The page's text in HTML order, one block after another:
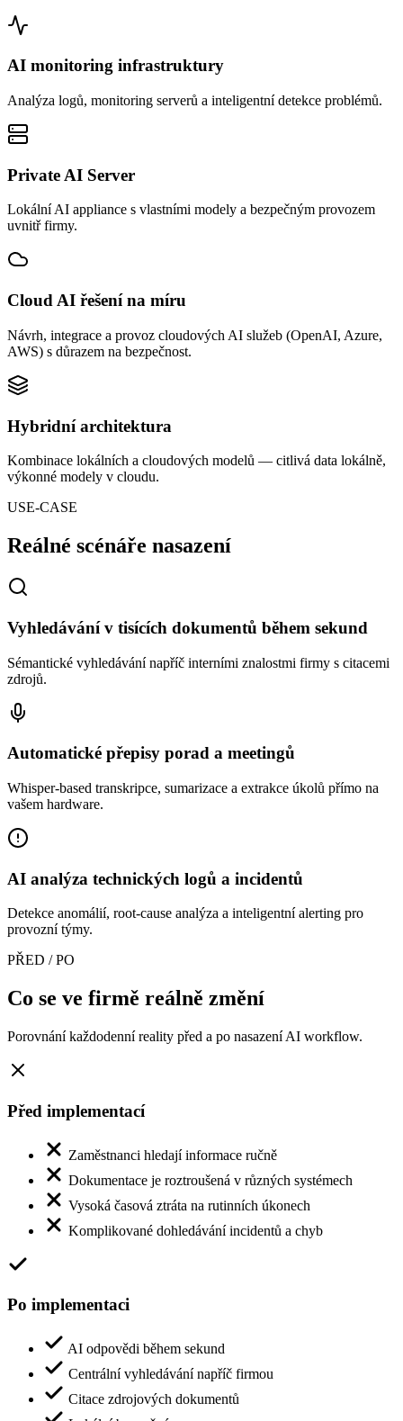
AI monitoring infrastruktury
Analýza logů, monitoring serverů a inteligentní detekce problémů.
Private AI Server
Lokální AI appliance s vlastními modely a bezpečným provozem
uvnitř firmy.
Cloud AI řešení na míru
Návrh, integrace a provoz cloudových AI služeb (OpenAI, Azure,
AWS) s důrazem na bezpečnost.
Hybridní architektura
Kombinace lokálních a cloudových modelů — citlivá data lokálně,
výkonné modely v cloudu.
USE-CASE
Reálné scénáře nasazení
Vyhledávání v tisících dokumentů během sekund
Sémantické vyhledávání napříč interními znalostmi firmy s citacemi
zdrojů.
Automatické přepisy porad a meetingů
Whisper-based transkripce, sumarizace a extrakce úkolů přímo na
vašem hardware.
AI analýza technických logů a incidentů
Detekce anomálií, root-cause analýza a inteligentní alerting pro
provozní týmy.
PŘED / PO
Co se ve firmě reálně změní
Porovnání každodenní reality před a po nasazení AI workflow.
Před implementací
Zaměstnanci hledají informace ručně
Dokumentace je roztroušená v různých systémech
Vysoká časová ztráta na rutinních úkonech
Komplikované dohledávání incidentů a chyb
Po implementaci
AI odpovědi během sekund
Centrální vyhledávání napříč firmou
Citace zdrojových dokumentů